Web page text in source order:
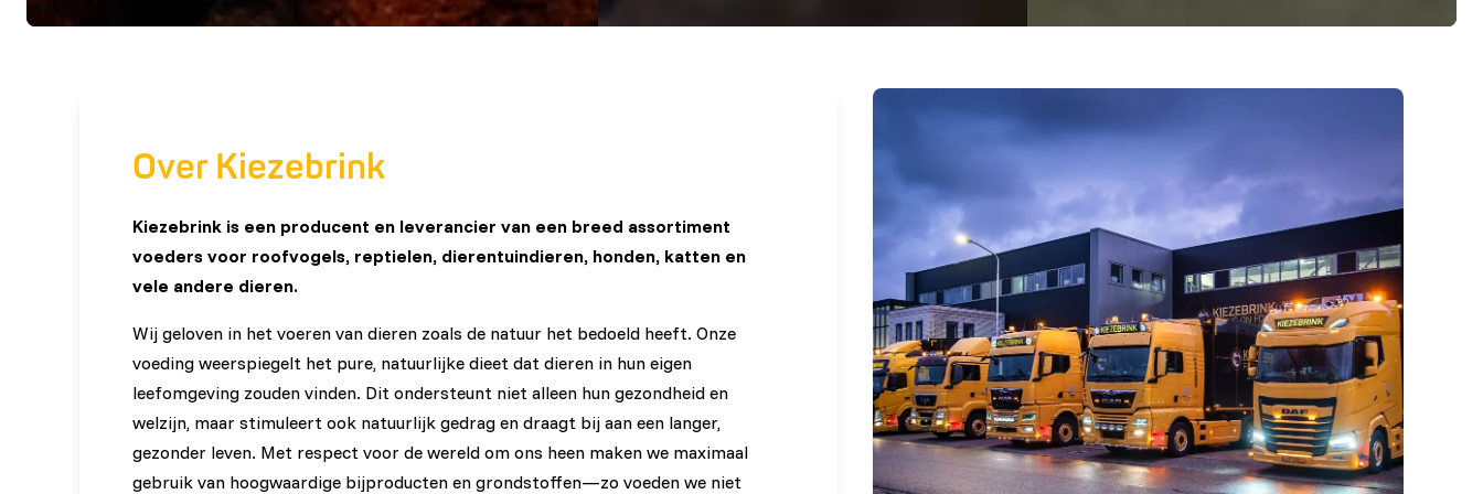
Over Kiezebrink
Kiezebrink is een producent en leverancier van een breed assortiment
voeders voor roofvogels, reptielen, dierentuindieren, honden, katten en
vele andere dieren.
Wij geloven in het voeren van dieren zoals de natuur het bedoeld heeft. Onze
voeding weerspiegelt het pure, natuurlijke dieet dat dieren in hun eigen
leefomgeving zouden vinden. Dit ondersteunt niet alleen hun gezondheid en
welzijn, maar stimuleert ook natuurlijk gedrag en draagt bij aan een langer,
gezonder leven. Met respect voor de wereld om ons heen maken we maximaal
gebruik van hoogwaardige bijproducten en grondstoffen—zo voeden we niet